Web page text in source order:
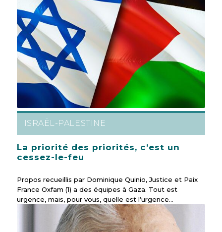
ISRAËL-PALESTINE
La priorité des priorités, c’est un
cessez-le-feu
Propos recueillis par Dominique Quinio, Justice et Paix
France Oxfam (1) a des équipes à Gaza. Tout est
urgence, mais, pour vous, quelle est l’urgence…